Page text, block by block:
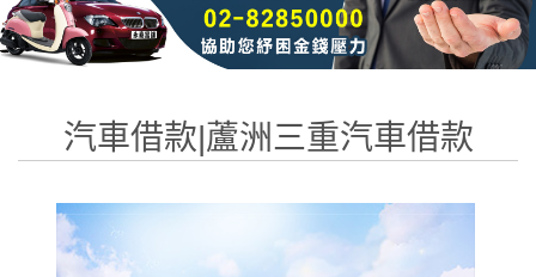
汽車借款|蘆洲三重汽車借款